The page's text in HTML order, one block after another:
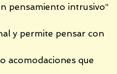
pensamiento intrusivo”
y permite pensar con
acomodaciones que